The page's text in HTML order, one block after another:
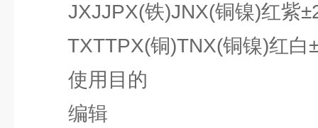
JXJJPX(铁)JNX(铜镍)红紫
TXTTPX(铜)TNX(铜镍)红白
使用目的
编辑